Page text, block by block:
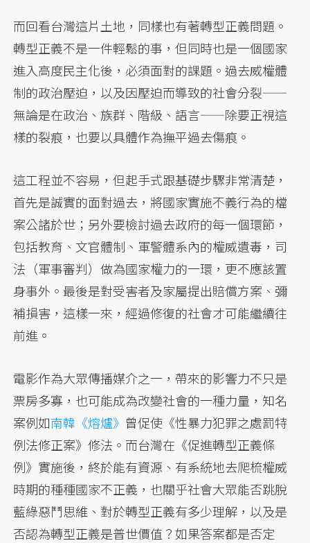
而回看台灣這片土地，同樣也有著轉型正義問題。
轉型正義不是一件輕鬆的事，但同時也是一個國家
進入高度民主化後，必須面對的課題。過去威權體
制的政治壓迫，以及因壓迫而導致的社會分裂——
無論是在政治、族群、階級、語言——除要正視這
樣的裂痕，也要以具體作為撫平過去傷痕。
這工程並不容易，但起手式跟基礎步驟非常清楚，
首先是誠實的面對過去，將國家實施不義行為的檔
案公諸於世；另外要檢討過去政府的每一個環節，
包括教育、文官體制、軍警體系內的權威遺毒，司
法（軍事審判）做為國家權力的一環，更不應該置
身事外。最後是對受害者及家屬提出賠償方案、彌
補損害，這樣一來，經過修復的社會才可能繼續往
前進。
電影作為大眾傳播媒介之一，帶來的影響力不只是
票房多寡，也可能成為改變社會的一種力量，知名
案例如南韓《熔爐》 曾促使《性暴力犯罪之處罰特
例法修正案》修法。而台灣在《促進轉型正義條
例》實施後，終於能有資源、有系統地去爬梳權威
時期的種種國家不正義，也關乎社會大眾能否跳脫
藍綠惡鬥思維、對於轉型正義有多少理解，以及是
否認為轉型正義是普世價值？如果答案都是否定